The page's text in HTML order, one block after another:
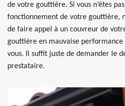
de votre gouttière. Si vous n’êtes
fonctionnement de votre gouttière,
de faire appel à un couvreur de
gouttière en mauvaise
vous. Il suffit juste de demander le
prestataire.